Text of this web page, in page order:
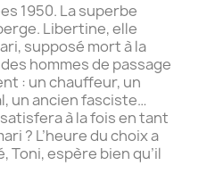
1950. La superbe
Libertine, elle
supposé mort à la
hommes de passage
: un chauffeur, un
un ancien fasciste…
à la fois en tant
? L’heure du choix a
Toni, espère bien qu’il